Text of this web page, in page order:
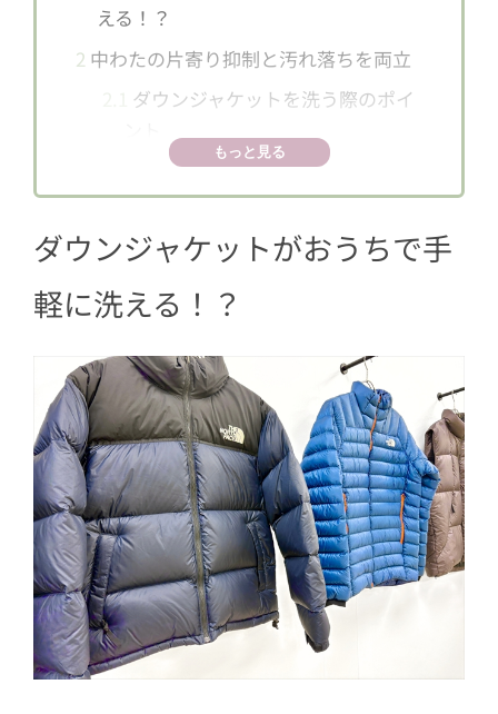
える！？
2 中わたの片寄り抑制と汚れ落ちを両立
ダウンジャケットを洗う際のポイ
お気に入りのダウンジャケットを長く
愛用しよう
もっと見る
ダウンジャケットがおうちで手
軽に洗える！？